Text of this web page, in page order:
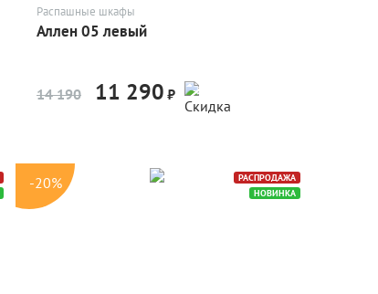
Распашные шкафы
Аллен 05 левый
14 190 11 290 ₽ -20%
-20%
РАСПРОДАЖА
НОВИНКА